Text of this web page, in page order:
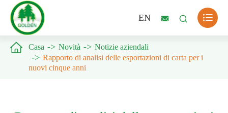
EN   
 Casa Novità
Notizie aziendali
Rapporto di analisi delle esportazioni di carta per i
nuovi cinque anni